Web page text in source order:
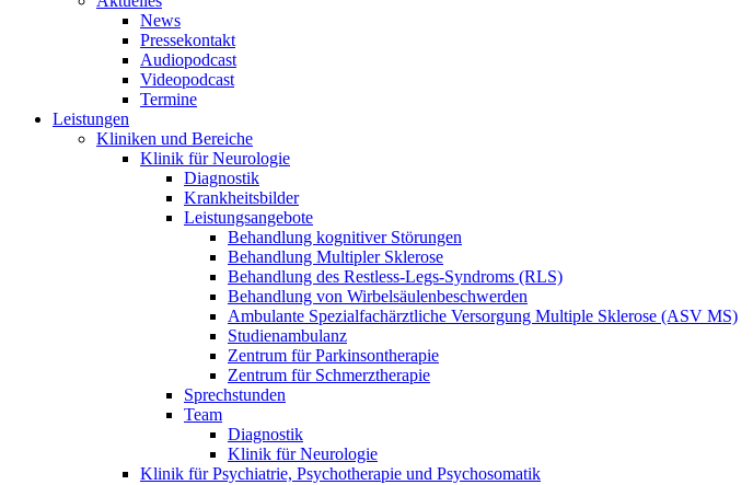
News
Pressekontakt
Audiopodcast
Videopodcast
Termine
Leistungen
Kliniken und Bereiche
Klinik für Neurologie
Diagnostik
Krankheitsbilder
Leistungsangebote
Behandlung kognitiver Störungen
Behandlung Multipler Sklerose
Behandlung des Restless-Legs-Syndroms (RLS)
Behandlung von Wirbelsäulenbeschwerden
Ambulante Spezialfachärztliche Versorgung Multiple Sklerose (ASV MS)
Studienambulanz
Zentrum für Parkinsontherapie
Zentrum für Schmerztherapie
Sprechstunden
Team
Diagnostik
Klinik für Neurologie
Klinik für Psychiatrie, Psychotherapie und Psychosomatik